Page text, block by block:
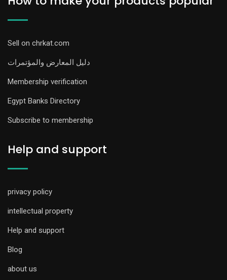
Sell on chrkat.com
دليل المعارض والمؤتمرات
Membership verification
Egypt Banks Directory
Subscribe to membership
Help and support
privacy policy
intellectual property
Help and support
Blog
about us